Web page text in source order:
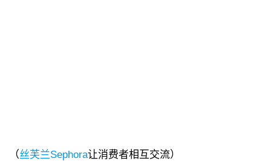
（丝芙兰Sephora让消费者相互交流）